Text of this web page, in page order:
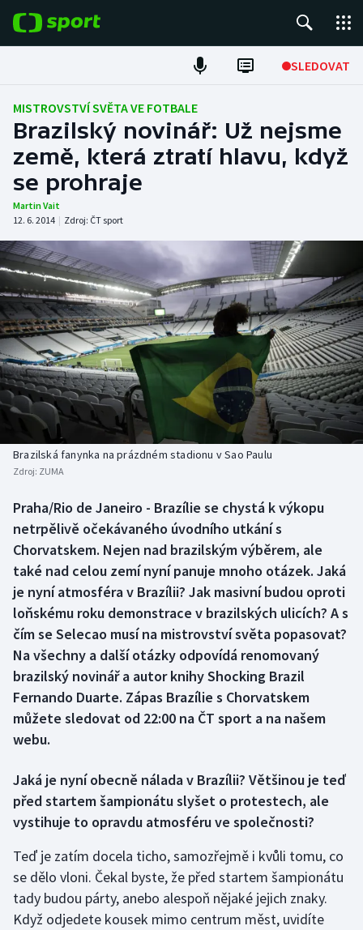
SLEDOVAT
Fotbal
Hokej
Tenis
Atletika
Cyklistika
DALŠÍ SPORTY
Americký fotbal
Baseball a softbal
Basketbal
Biatlon
Box
Curling
Dostihy
Florbal
Futsal
Golf
Házená
Judo
Krasobruslení
NEPŘEHLÉDNĚTE
Soutěže
Historické návraty
Aplikace ČT sport
MISTROVSTVÍ SVĚTA VE FOTBALE
Brazilský novinář: Už nejsme
země, která ztratí hlavu, když
se prohraje
Martin Vait
12. 6. 2014 | Zdroj: ČT sport
Brazilská fanynka na prázdném stadionu v Sao Paulu
Zdroj: ZUMA
Praha/Rio de Janeiro - Brazílie se chystá k výkopu
netrpělivě očekávaného úvodního utkání s
Chorvatskem. Nejen nad brazilským výběrem, ale
také nad celou zemí nyní panuje mnoho otázek. Jaká
je nyní atmosféra v Brazílii? Jak masivní budou oproti
loňskému roku demonstrace v brazilských ulicích? A s
čím se Selecao musí na mistrovství světa popasovat?
Na všechny a další otázky odpovídá renomovaný
brazilský novinář a autor knihy Shocking Brazil
Fernando Duarte. Zápas Brazílie s Chorvatskem
můžete sledovat od 22:00 na ČT sport a na našem
webu.
Jaká je nyní obecně nálada v Brazílii? Většinou je teď
před startem šampionátu slyšet o protestech, ale
vystihuje to opravdu atmosféru ve společnosti?
Teď je zatím docela ticho, samozřejmě i kvůli tomu, co
se dělo vloni. Čekal byste, že před startem šampionátu
tady budou párty, anebo alespoň nějaké jejich znaky.
Když odjedete kousek mimo centrum měst, uvidíte